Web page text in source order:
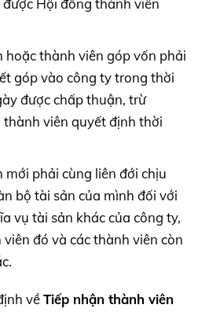
Hội đồng thành viên
hoặc thành viên góp vốn phải
góp vào công ty trong thời
được chấp thuận, trừ
viên quyết định thời
phải cùng liên đới chịu
bộ tài sản của mình đối với
vụ tài sản khác của công ty,
đó và các thành viên còn
vềTiếp nhận thành viên